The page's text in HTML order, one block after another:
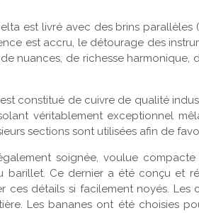
est livré avec des brins
est accru, le détourage des
nuances, de richesse harmonique,
constitué de cuivre de qualité
véritablement exceptionnel
sections sont utilisées afin de
soignée, voulue
barillet. Ce dernier a été conçu et
ces détails si facilement noyés.
Les bananes ont été choisies